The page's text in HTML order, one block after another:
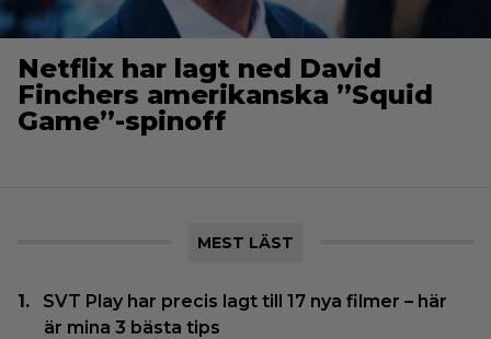
Netflix har lagt ned David
Finchers amerikanska ”Squid
Game”-spinoff
MEST LÄST
SVT Play har precis lagt till 17 nya filmer – här
är mina 3 bästa tips